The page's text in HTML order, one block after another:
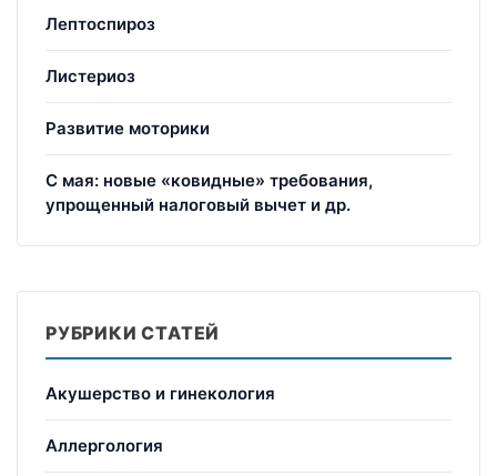
Лептоспироз
Листериоз
Развитие моторики
С мая: новые «ковидные» требования,
упрощенный налоговый вычет и др.
РУБРИКИ СТАТЕЙ
Акушерство и гинекология
Аллергология